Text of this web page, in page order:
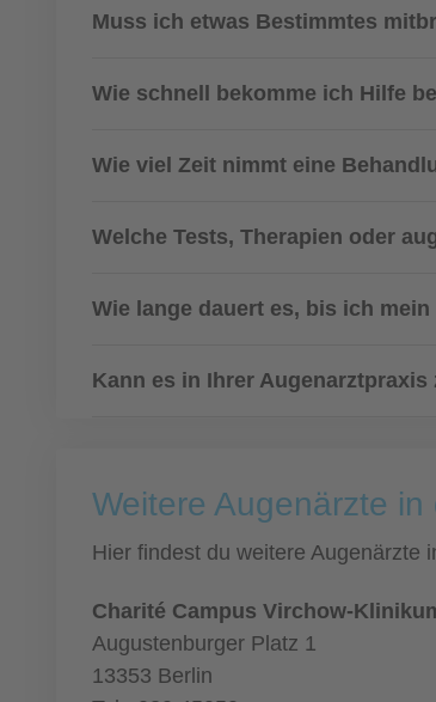
Muss ich etwas Bestimmtes
Wie schnell bekomme ich Hilfe
Wie viel Zeit nimmt eine
Welche Tests, Therapien oder
Wie lange dauert es, bis ich mein
Kann es in Ihrer
Weitere Augenärzte
Hier findest du weitere Augenärzte
Charité Campus Virchow-
Augustenburger Platz 1
13353 Berlin